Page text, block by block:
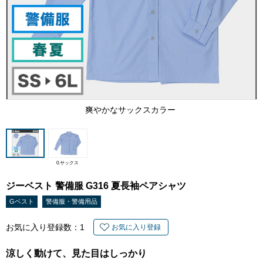
爽やかなサックスカラー
0.サックス
ジーベスト 警備服 G316 夏長袖ペアシャツ
Gベスト 警備服・警備用品
お気に入り登録数： 1 お気に入り登録
涼しく動けて、見た目はしっかり